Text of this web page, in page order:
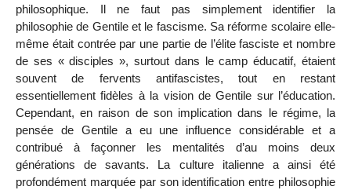
philosophique. Il ne faut pas simplement identifier la
philosophie de Gentile et le fascisme. Sa réforme scolaire elle-
même était contrée par une partie de l’élite fasciste et nombre
de ses « disciples », surtout dans le camp éducatif, étaient
souvent de fervents antifascistes, tout en restant
essentiellement fidèles à la vision de Gentile sur l’éducation.
Cependant, en raison de son implication dans le régime, la
pensée de Gentile a eu une influence considérable et a
contribué à façonner les mentalités d’au moins deux
générations de savants. La culture italienne a ainsi été
profondément marquée par son identification entre philosophie